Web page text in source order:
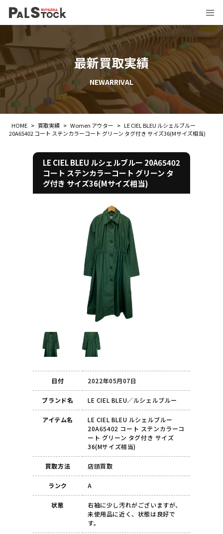
最新買取実績
NEWARRIVAL
HOME > 買取実績 > Women アウター > LE CIEL BLEU ルシェルブルー
20A65402 コート ステンカラーコート グリーン タグ付き サイズ36(Mサイズ相当)
LE CIEL BLEU ルシェルブルー 20A65402
コート ステンカラーコート グリーン タ
グ付き サイズ36(Mサイズ相当)
日付 2022年05月07日
ブランド名 LE CIEL BLEU／ルシェルブルー
アイテム名
LE CIEL BLEU ルシェルブルー
20A65402 コート ステンカラーコ
ート グリーン タグ付き サイズ
36(Mサイズ相当)
買取方法 店頭買取
ランク A
状態
右袖に少し汚れがございますが、
未使用品に近く、状態は良好で
す。